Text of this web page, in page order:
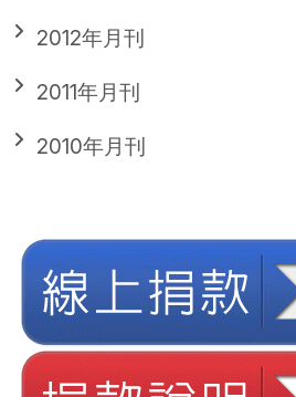
2012年月刊
2011年月刊
2010年月刊